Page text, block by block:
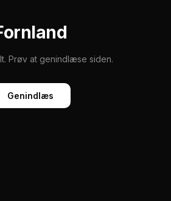
Prøv at genindlæse siden.
Genindlæs